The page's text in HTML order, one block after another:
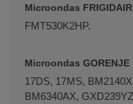
Microondas
FMT530K2HP.
Microondas GORENJE
17DS, 17MS,
BM6340AX,